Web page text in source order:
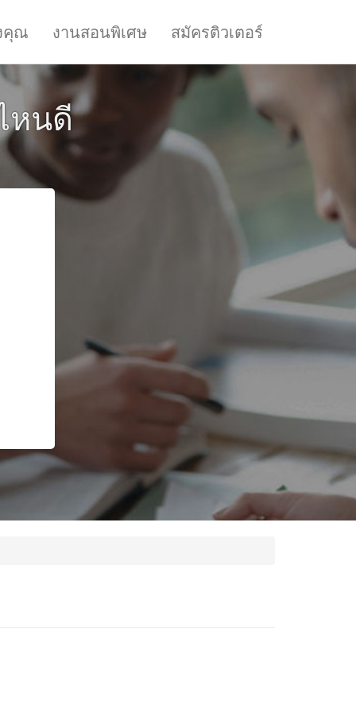
คุณ งานสอนพิเศษ สมัครติวเตอร์
หนดี